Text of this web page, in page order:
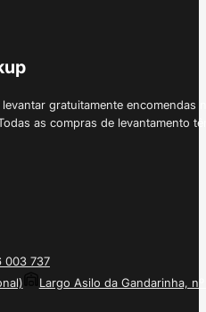
gratuitamente
as compras de levantamento
003 737
Largo Asilo da Gandarinha, nº